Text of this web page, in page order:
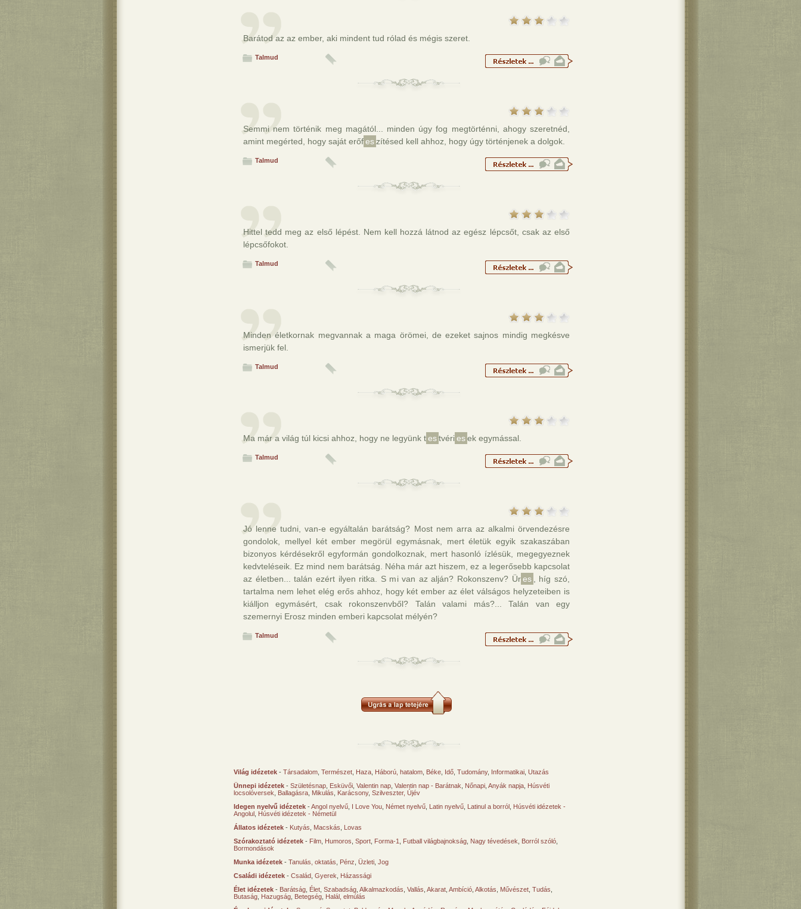
Barátod az az ember, aki mindent tud rólad és mégis szeret.
Talmud
Semmi nem történik meg magától... minden úgy fog megtörténni, ahogy szeretnéd,
amint megérted, hogy saját erőfeszítésed kell ahhoz, hogy úgy történjenek a dolgok.
Talmud
Hittel tedd meg az első lépést. Nem kell hozzá látnod az egész lépcsőt, csak az első
lépcsőfokot.
Talmud
Minden életkornak megvannak a maga örömei, de ezeket sajnos mindig megkésve
ismerjük fel.
Talmud
Ma már a világ túl kicsi ahhoz, hogy ne legyünk testvériesek egymással.
Talmud
Jó lenne tudni, van-e egyáltalán barátság? Most nem arra az alkalmi örvendezésre
gondolok, mellyel két ember megörül egymásnak, mert életük egyik szakaszában
bizonyos kérdésekről egyformán gondolkoznak, mert hasonló ízlésük, megegyeznek
kedvteléseik. Ez mind nem barátság. Néha már azt hiszem, ez a legerősebb kapcsolat
az életben... talán ezért ilyen ritka. S mi van az alján? Rokonszenv? Ür es
, híg szó,
tartalma nem lehet elég erős ahhoz, hogy két ember az élet válságos helyzeteiben is
kiálljon egymásért, csak rokonszenvből? Talán valami más?... Talán van egy
szemernyi Erosz minden emberi kapcsolat mélyén?
Talmud
Világ idézetek - Társadalom Természet Haza Háború, hatalom Béke Idő Tudomány, Informatikai Utazás
Ünnepi idézetek - Születésnap Esküvői Valentin nap Valentin nap - Barátnak Nőnapi Anyák napja Húsvéti
locsolóversek
Ballagásra Mikulás Karácsony, Szilveszter, Újév
Idegen nyelvű idézetek -Angol nyelvű I Love You Német nyelvű Latin nyelvű Latinul a borról Húsvéti idézetek -
Angolul Húsvéti idézetek - Németül
Állatos idézetek - Kutyás Macskás
Lovas
Szórakoztató idézetek - Film Humoros Sport Forma-1 Futball világbajnokság Nagy tévedések Borról szóló
Bormondások
Munka idézetek - Tanulás, oktatás Pénz Üzleti Jog
Családi idézetek - Család Gyerek
Házassági
Élet idézetek - Barátság Élet Szabadság Alkalmazkodás Vallás Akarat Ambíció Alkotás Művészet Tudás
Butaság Hazugság Betegség Halál, elmúlás